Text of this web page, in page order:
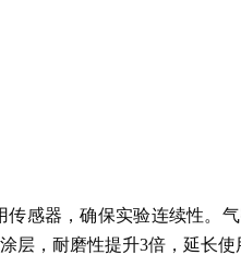
感器，确保实验连续性。
层，耐磨性提升3倍，延长使